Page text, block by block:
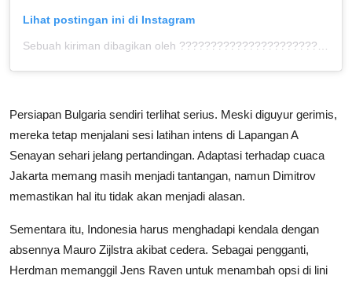
Lihat postingan ini di Instagram
Persiapan Bulgaria sendiri terlihat serius. Meski diguyur gerimis,
mereka tetap menjalani sesi latihan intens di Lapangan A
Senayan sehari jelang pertandingan. Adaptasi terhadap cuaca
Jakarta memang masih menjadi tantangan, namun Dimitrov
memastikan hal itu tidak akan menjadi alasan.
Sementara itu, Indonesia harus menghadapi kendala dengan
absennya Mauro Zijlstra akibat cedera. Sebagai pengganti,
Herdman memanggil Jens Raven untuk menambah opsi di lini